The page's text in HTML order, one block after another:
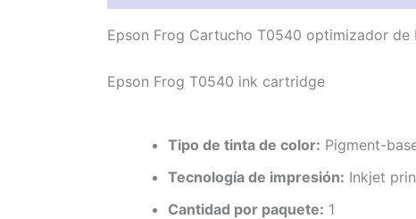
Epson Frog Cartucho T0540 optimizador de
Epson Frog T0540 ink cartridge
Tipo de tinta de color: Pigment-
Tecnología de impresión: Inkjet
Cantidad por paquete: 1